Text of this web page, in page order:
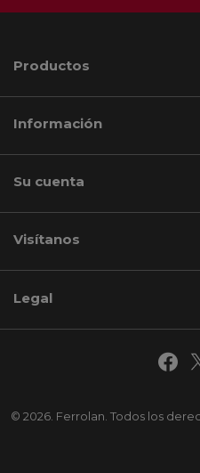
Productos
Información
Su cuenta
Visítanos
© 2026. Ferrolan. Todos los
Legal